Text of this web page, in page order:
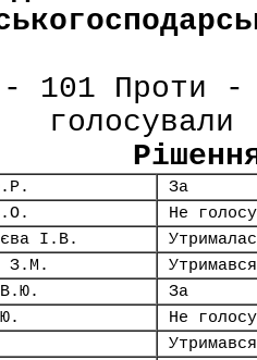
101 Проти -
За
Не
І.В.
З.М.
Утримався
В.Ю.
За
Не
Утримався